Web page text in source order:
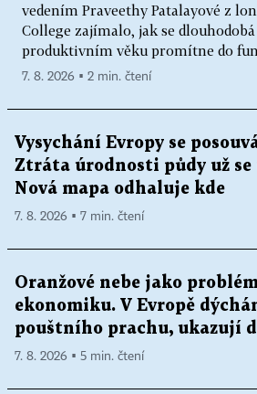
vedením Praveethy Patalayové z
College zajímalo, jak se
produktivním věku promítne do
7. 8. 2026 ▪ 2 min. čtení
Vysychání Evropy se
Ztráta úrodnosti půdy už se
Nová mapa odhaluje kde
7. 8. 2026 ▪ 7 min. čtení
Oranžové nebe jako
ekonomiku. V Evropě
pouštního prachu, ukazují
7. 8. 2026 ▪ 5 min. čtení